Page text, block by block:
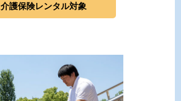
介護保険レンタル対象